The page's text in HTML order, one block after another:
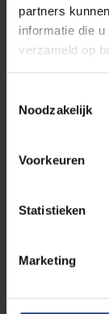
partners
informatie die
verzameld op
Noodzakelijk
Voorkeuren
Statistieken
Marketing
je bent
buiten
juiste